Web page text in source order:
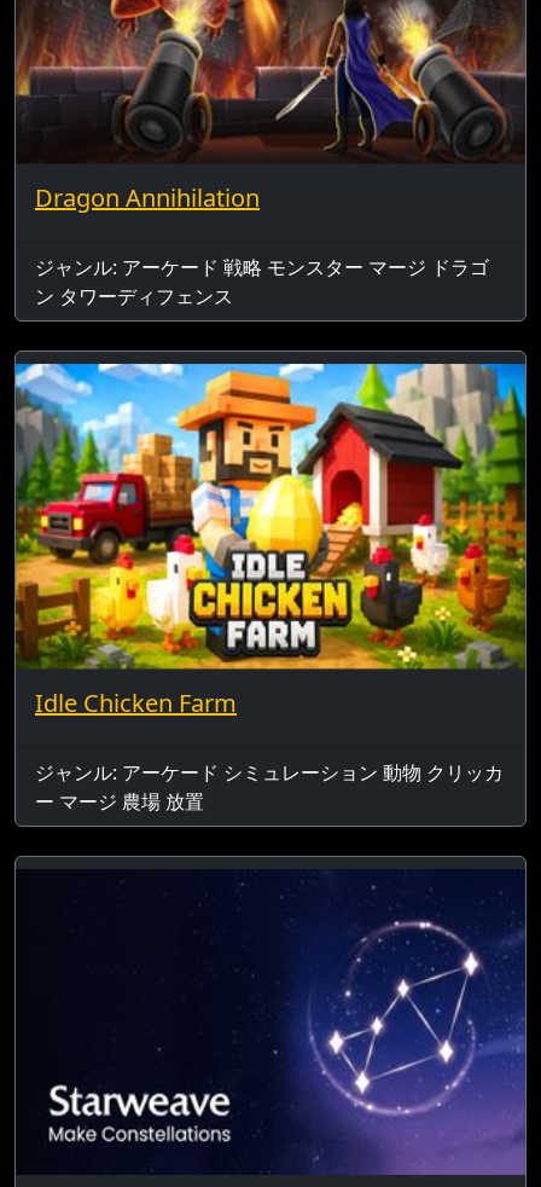
Dragon Annihilation
ジャンル: アーケード 戦略 モンスター マージ ドラゴ
ン タワーディフェンス
Idle Chicken Farm
ジャンル: アーケード シミュレーション 動物 クリッカ
ー マージ 農場 放置